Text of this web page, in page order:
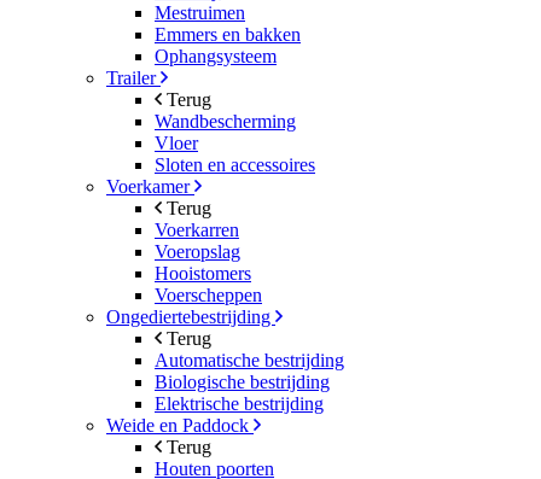
Mestruimen
Emmers en bakken
Ophangsysteem
Trailer
Terug
Wandbescherming
Vloer
Sloten en accessoires
Voerkamer
Terug
Voerkarren
Voeropslag
Hooistomers
Voerscheppen
Ongediertebestrijding
Terug
Automatische bestrijding
Biologische bestrijding
Elektrische bestrijding
Weide en Paddock
Terug
Houten poorten